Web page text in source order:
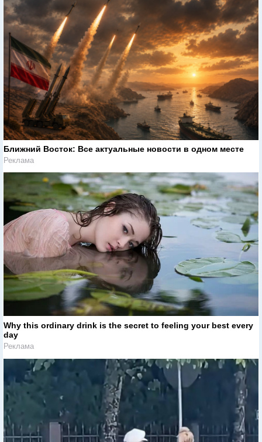
Ближний Восток: Все актуальные новости в одном месте
Реклама
Why this ordinary drink is the secret to feeling your best every
day
Реклама